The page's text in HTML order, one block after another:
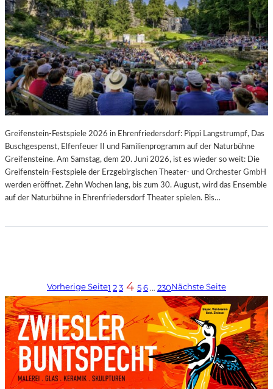
Greifenstein-Festspiele 2026 in Ehrenfriedersdorf: Pippi Langstrumpf, Das
Buschgespenst, Elfenfeuer II und Familienprogramm auf der Naturbühne
Greifensteine. Am Samstag, dem 20. Juni 2026, ist es wieder so weit: Die
Greifenstein-Festspiele der Erzgebirgischen Theater- und Orchester GmbH
werden eröffnet. Zehn Wochen lang, bis zum 30. August, wird das Ensemble
auf der Naturbühne in Ehrenfriedersdorf Theater spielen. Bis…
Vorherige Seite1 23 4 56… 230Nächste Seite